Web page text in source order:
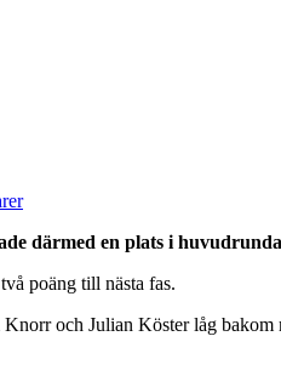
därmed en plats i
poäng till nästa fas.
och Julian Köster låg